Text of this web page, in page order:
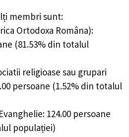
membri sunt:
Ortodoxa Româna):
(81.53% din totalul
religioase sau grupari
persoane (1.52% din totalul
124.00 persoane
populației)